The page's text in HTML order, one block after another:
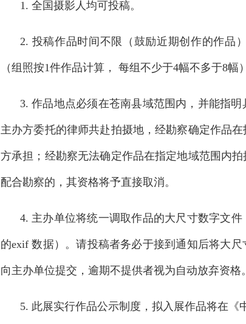
1. 全国摄影人均可投稿。
2. 投稿作品时间不限（鼓励近期创作的作品
（组照按1件作品计算， 每组不少于4幅不多于8幅
3. 作品地点必须在苍南县域范围内，并能指
主办方委托的律师共赴拍摄地，经勘察确定作品
方承担；经勘察无法确定作品在指定地域范围内
配合勘察的，其资格将予直接取消。
4. 主办单位将统一调取作品的大尺寸数字文
的exif 数据）。请投稿者务必于接到通知后将大
向主办单位提交，逾期不提供者视为自动放弃资格
5. 此展实行作品公示制度，拟入展作品将在